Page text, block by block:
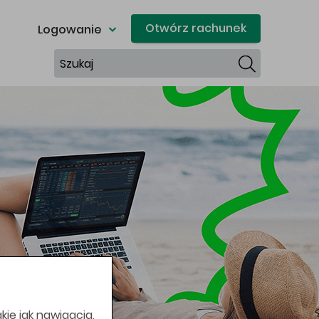
Logowanie
Otwórz rachunek
Szukaj
jak nawigacja,